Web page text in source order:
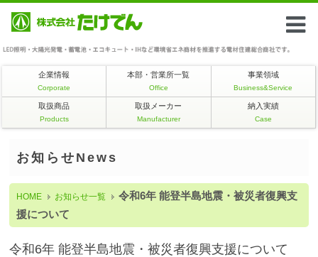
企業情報
Corporate
本部・営業所一覧
Office
事業領域
Business&Service
取扱商品
Products
取扱メーカー
Manufacturer
納入実績
Case
お知らせNews
HOME お知らせ一覧
令和6年 能登半島地震・被災者復興支
援について
令和6年 能登半島地震・被災者復興支援について